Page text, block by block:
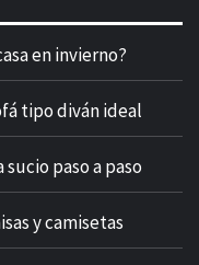
en invierno?
tipo diván ideal
paso a paso
y camisetas